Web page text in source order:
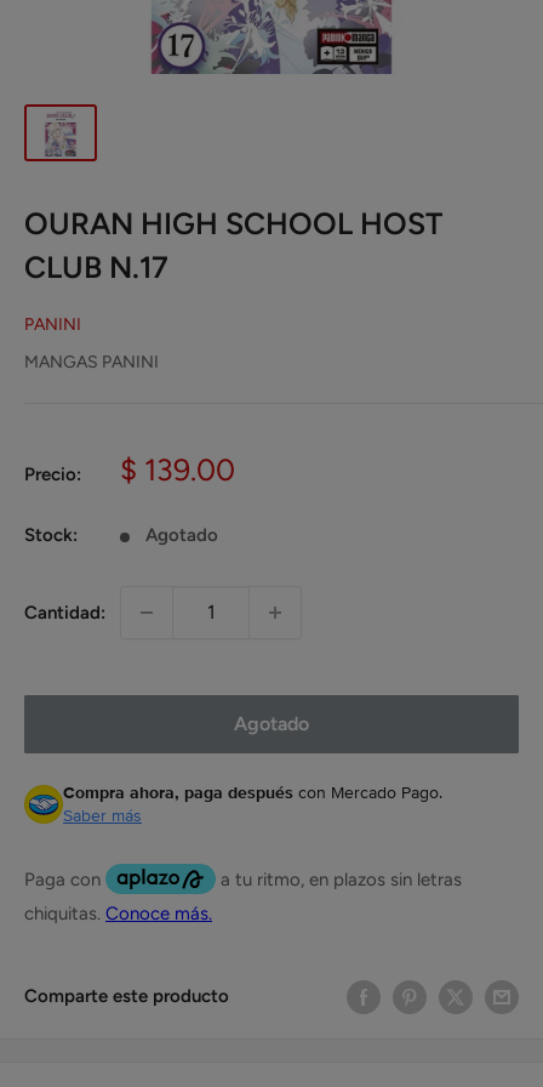
OURAN HIGH SCHOOL HOST
CLUB N.17
PANINI
MANGAS PANINI
Precio:
Precio
venta
$ 139.00
Stock: Agotado
Cantidad:
Agotado
Compra ahora, paga después con Mercado Pago.
Saber más
Comparte este producto